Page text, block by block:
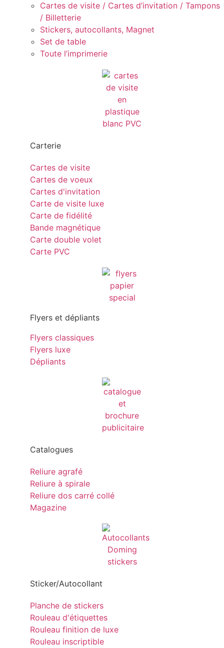
Cartes de visite / Cartes d’invitation / Tampons
/ Billetterie
Stickers, autocollants, Magnet
Set de table
Toute l’imprimerie
Carterie
Cartes de visite
Cartes de voeux
Cartes d'invitation
Carte de visite luxe
Carte de fidélité
Bande magnétique
Carte double volet
Carte PVC
Flyers et dépliants
Flyers classiques
Flyers luxe
Dépliants
Catalogues
Reliure agrafé
Reliure à spirale
Reliure dos carré collé
Magazine
Sticker/Autocollant
Planche de stickers
Rouleau d'étiquettes
Rouleau finition de luxe
Rouleau inscriptible